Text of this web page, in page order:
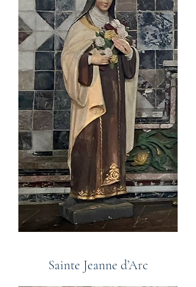
Sainte Jeanne d’Arc